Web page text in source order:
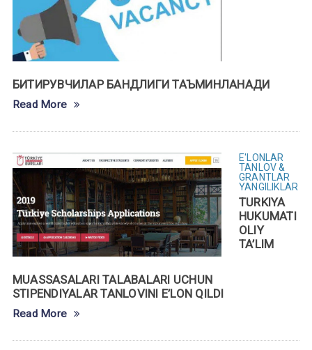
БИТИРУВЧИЛАР БАНДЛИГИ ТАЪМИНЛАНАДИ
Read More
E'LONLAR
TANLOV &
GRANTLAR
YANGILIKLAR
TURKIYA
HUKUMATI
OLIY
TA’LIM
MUASSASALARI TALABALARI UCHUN
STIPENDIYALAR TANLOVINI E’LON QILDI
Read More